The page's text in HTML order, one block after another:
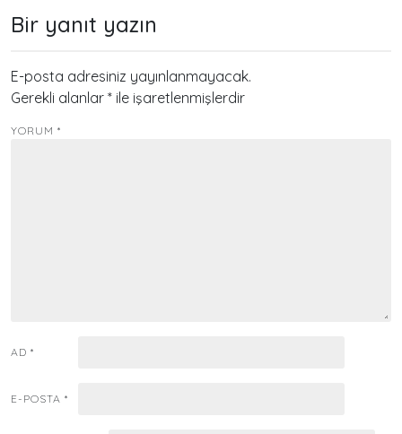
Bir yanıt yazın
E-posta adresiniz yayınlanmayacak.
Gerekli alanlar * ile işaretlenmişlerdir
YORUM *
AD *
E-POSTA *